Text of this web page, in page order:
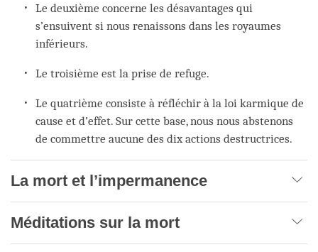
Le deuxième concerne les désavantages qui
s’ensuivent si nous renaissons dans les royaumes
inférieurs.
Le troisième est la prise de refuge.
Le quatrième consiste à réfléchir à la loi karmique de
cause et d’effet. Sur cette base, nous nous abstenons
de commettre aucune des dix actions destructrices.
La mort et l’impermanence
Méditations sur la mort